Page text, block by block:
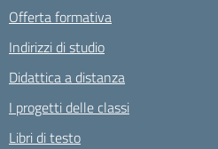
Offerta formativa
Indirizzi di studio
Didattica a distanza
I progetti delle classi
Libri di testo